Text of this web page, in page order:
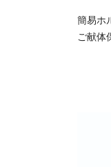
簡易ホ
ご献体